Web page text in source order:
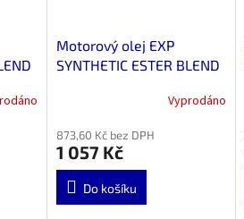
Motorový olej EXP
SYNTHETIC ESTER BLEND
Vyprodáno
873,60 Kč bez DPH
1 057 Kč
Do košíku